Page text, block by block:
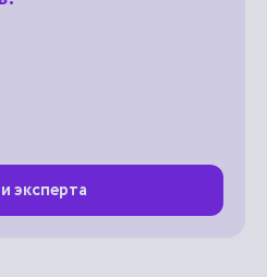
эксперта